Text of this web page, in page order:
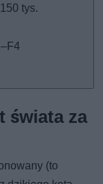
tys.
świata za
(to